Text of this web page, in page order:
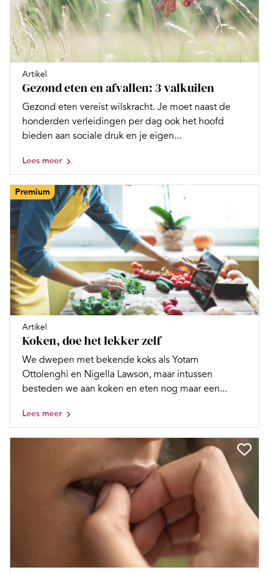
Artikel
Gezond eten en afvallen: 3 valkuilen
Gezond eten vereist wilskracht. Je moet naast de
honderden verleidingen per dag ook het hoofd
bieden aan sociale druk en je eigen...
Lees meer
Premium
Artikel
Koken, doe het lekker zelf
We dwepen met bekende koks als Yotam
Ottolenghi en Nigella Lawson, maar intussen
besteden we aan koken en eten nog maar een...
Lees meer